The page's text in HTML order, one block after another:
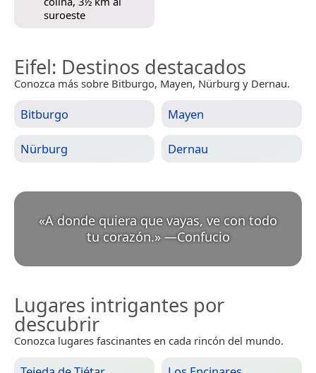
suroeste
Eifel: Destinos destacados
Conozca más sobre Bitburgo, Mayen, Nürburg y Dernau.
Bitburgo Mayen
Nürburg Dernau
«A donde quiera que vayas, ve con todo
tu corazón.» —Confucio
Lugares intrigantes por
descubrir
Conozca lugares fascinantes en cada rincón del mundo.